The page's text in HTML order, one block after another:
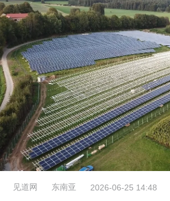
见道网 东南亚 2026-06-25 14:48